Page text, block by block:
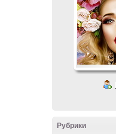
Рубрики